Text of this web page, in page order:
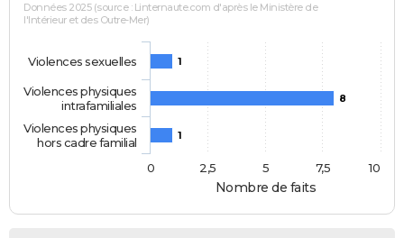
Nombre de faits
Données 2025 (source : Linternaute.com d'après le Ministère de
l'Intérieur et des Outre-Mer)
1
8
1
Violences sexuelles
Violences physiques
intrafamiliales
Violences physiques
hors cadre familial
0
10
2,5 5 7,5